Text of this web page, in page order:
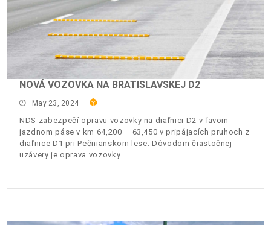
NOVÁ VOZOVKA NA BRATISLAVSKEJ D2
May 23, 2024
NDS zabezpečí opravu vozovky na diaľnici D2 v ľavom
jazdnom páse v km 64,200 – 63,450 v pripájacích pruhoch z
diaľnice D1 pri Pečnianskom lese. Dôvodom čiastočnej
uzávery je oprava vozovky.